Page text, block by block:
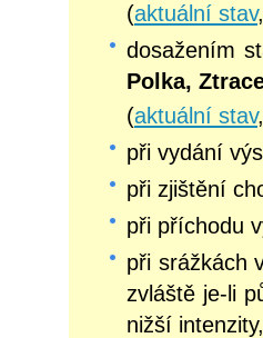
(aktuální stav
dosažením
Polka,
(aktuální stav
při vydání
při zjištění
při příchodu
při srážkách
zvláště je-li
nižší